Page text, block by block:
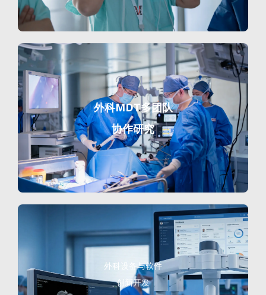
外科MDT多团队
协作研究
外科设备与软件
创新开发